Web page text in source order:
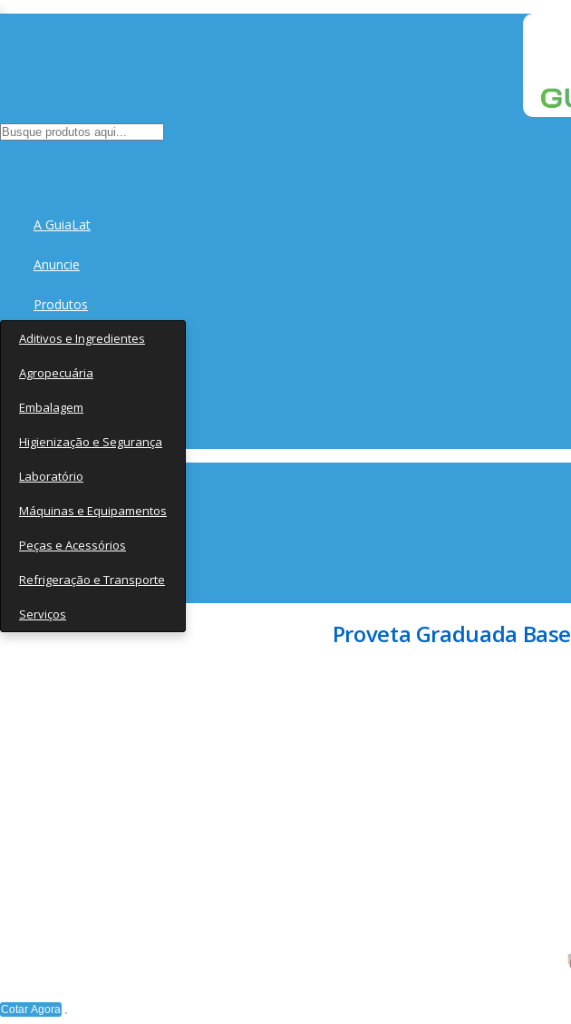
A GuiaLat
Anuncie
Produtos
Aditivos e Ingredientes
Agropecuária
Embalagem
Higienização e Segurança
Laboratório
Máquinas e Equipamentos
Peças e Acessórios
Refrigeração e Transporte
Serviços
Fornecedores
Notícias
Proveta Graduada
Cotar Agora